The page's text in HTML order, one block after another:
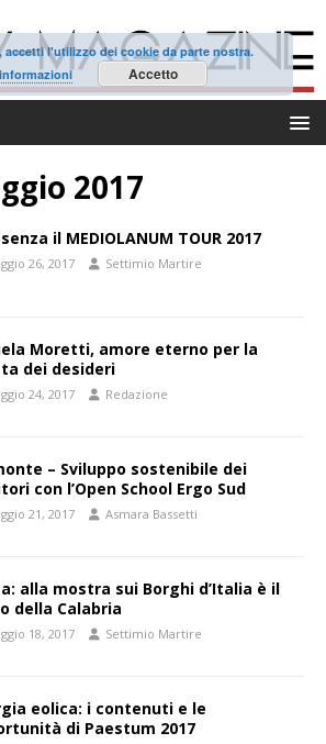
2017
il MEDIOLANUM TOUR 2017
26, 2017 Settimio Martire
Moretti, amore eterno per la
dei desideri
24, 2017 Redazione
– Sviluppo sostenibile dei
con l’Open School Ergo Sud
21, 2017 Asmara Bassetti
alla mostra sui Borghi d’Italia è il
della Calabria
18, 2017 Settimio Martire
eolica: i contenuti e le
di Paestum 2017
l'utilizzo dei cookie da parte nostra.
Accetto